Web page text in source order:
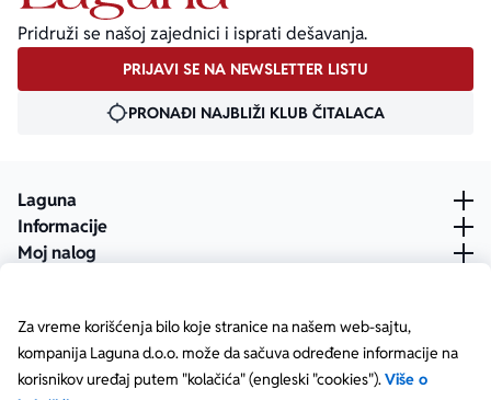
Za vreme korišćenja bilo koje stranice na našem web-sajtu,
kompanija Laguna d.o.o. može da sačuva određene informacije na
korisnikov uređaj putem "kolačića" (engleski "cookies").Više o
Pridruži se našoj zajednici i isprati dešavanja.
PRIJAVI SE NA NEWSLETTER LISTU
PRONAĐI NAJBLIŽI KLUB ČITALACA
Laguna
Informacije
Moj nalog